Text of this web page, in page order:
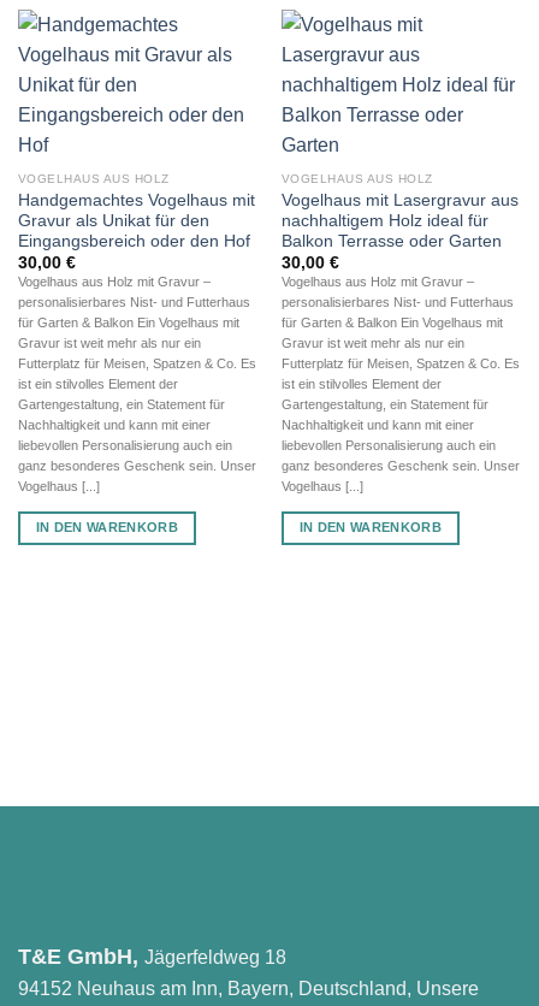
VOGELHAUS AUS HOLZ
Handgemachtes Vogelhaus mit
Gravur als Unikat für den
Eingangsbereich oder den Hof
30,00 €
Vogelhaus aus Holz mit Gravur –
personalisierbares Nist- und Futterhaus
für Garten & Balkon Ein Vogelhaus mit
Gravur ist weit mehr als nur ein
Futterplatz für Meisen, Spatzen & Co. Es
ist ein stilvolles Element der
Gartengestaltung, ein Statement für
Nachhaltigkeit und kann mit einer
liebevollen Personalisierung auch ein
ganz besonderes Geschenk sein. Unser
Vogelhaus [...]
IN DEN WARENKORB
VOGELHAUS AUS HOLZ
Vogelhaus mit Lasergravur aus
nachhaltigem Holz ideal für
Balkon Terrasse oder Garten
30,00 €
Vogelhaus aus Holz mit Gravur –
personalisierbares Nist- und Futterhaus
für Garten & Balkon Ein Vogelhaus mit
Gravur ist weit mehr als nur ein
Futterplatz für Meisen, Spatzen & Co. Es
ist ein stilvolles Element der
Gartengestaltung, ein Statement für
Nachhaltigkeit und kann mit einer
liebevollen Personalisierung auch ein
ganz besonderes Geschenk sein. Unser
Vogelhaus [...]
IN DEN WARENKORB
T&E GmbH, Jägerfeldweg 18
94152 Neuhaus am Inn, Bayern, Deutschland, Unsere